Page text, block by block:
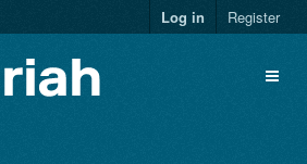
Log in Register